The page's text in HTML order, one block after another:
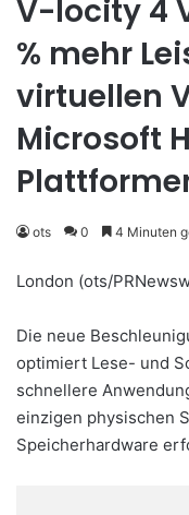
V-locity 4
% mehr
virtuellen
Microsoft
ots 0 4 Minuten
London (ots/
Die neue
optimiert Lese- und
schnellere
einzigen physischen
Speicherhardware